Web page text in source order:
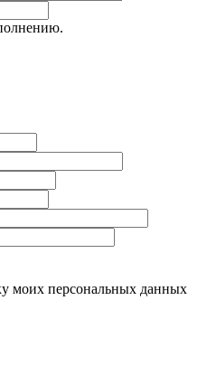
моих персональных данных